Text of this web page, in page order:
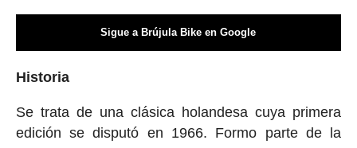
Sigue a Brújula Bike en Google
Historia
Se trata de una clásica holandesa cuya primera
edición se disputó en 1966. Formo parte de la